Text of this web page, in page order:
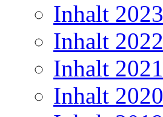
Inhalt 2023
Inhalt 2022
Inhalt 2021
Inhalt 2020